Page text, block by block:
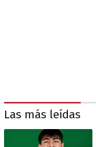
Las más leídas